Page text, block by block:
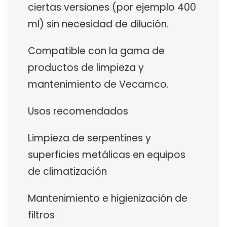
ciertas versiones (por ejemplo 400
ml) sin necesidad de dilución.
Compatible con la gama de
productos de limpieza y
mantenimiento de Vecamco.
Usos recomendados
Limpieza de serpentines y
superficies metálicas en equipos
de climatización
Mantenimiento e higienización de
filtros